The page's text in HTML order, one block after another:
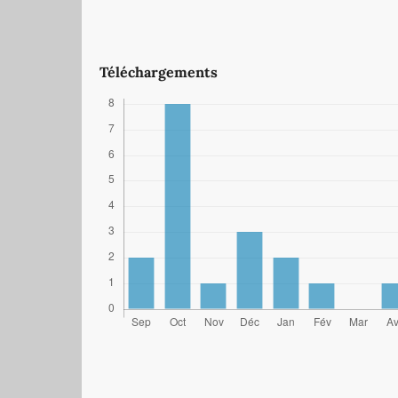
Téléchargements